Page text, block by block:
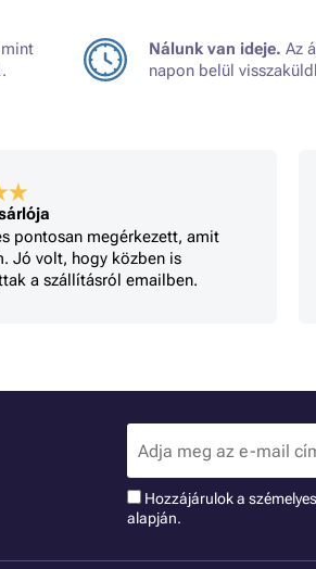
Nálunk van ideje. Az
napon belül
pontosan megérkezett, amit
Jó volt, hogy közben is
a szállításról emailben.
Hozzájárulok a
alapján.